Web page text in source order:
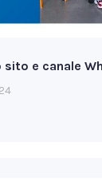
sito e canale